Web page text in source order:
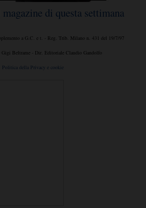
di questa settimana
a G.C. e t. - Reg. Trib. Milano n. 431 del 19/7/97
Gigi Beltrame - Dir. Editoriale Claudio Gandolfo
Politica della Privacy e cookie